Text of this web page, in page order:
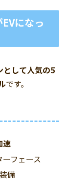
になっ
として人気の5
です。
速
フェース
備